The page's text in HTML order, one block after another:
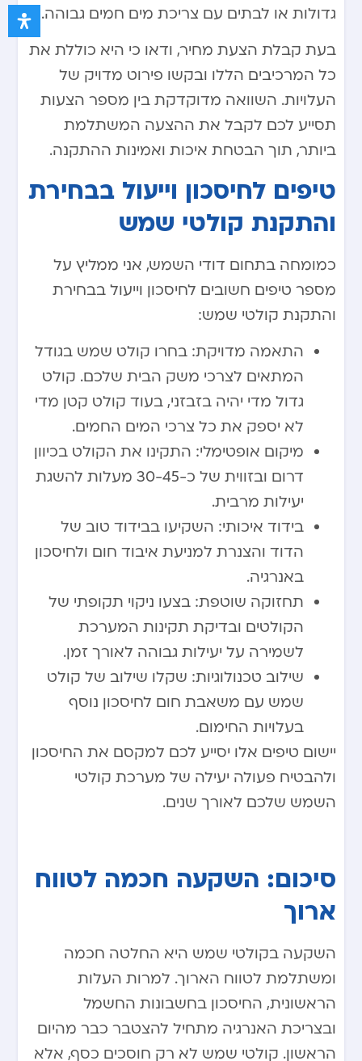
גדולות או לבתים עם צריכת מים חמים גבוהה.
בעת קבלת הצעת מחיר, ודאו כי היא כוללת את
כל המרכיבים הללו ובקשו פירוט מדויק של
העלויות. השוואה מדוקדקת בין מספר הצעות
תסייע לכם לקבל את ההצעה המשתלמת
ביותר, תוך הבטחת איכות ואמינות ההתקנה.
טיפים לחיסכון וייעול בבחירת
והתקנת קולטי שמש
כמומחה בתחום דודי השמש, אני ממליץ על
מספר טיפים חשובים לחיסכון וייעול בבחירת
והתקנת קולטי שמש:
התאמה מדויקת: בחרו קולט שמש בגודל
המתאים לצרכי משק הבית שלכם. קולט
גדול מדי יהיה בזבזני, בעוד קולט קטן מדי
לא יספק את כל צרכי המים החמים.
מיקום אופטימלי: התקינו את הקולט בכיוון
דרום ובזווית של כ-30-45 מעלות להשגת
יעילות מרבית.
בידוד איכותי: השקיעו בבידוד טוב של
הדוד והצנרת למניעת איבוד חום ולחיסכון
באנרגיה.
תחזוקה שוטפת: בצעו ניקוי תקופתי של
הקולטים ובדיקת תקינות המערכת
לשמירה על יעילות גבוהה לאורך זמן.
שילוב טכנולוגיות: שקלו שילוב של קולט
שמש עם משאבת חום לחיסכון נוסף
בעלויות החימום.
יישום טיפים אלו יסייע לכם למקסם את החיסכון
ולהבטיח פעולה יעילה של מערכת קולטי
השמש שלכם לאורך שנים.
סיכום: השקעה חכמה לטווח
ארוך
השקעה בקולטי שמש היא החלטה חכמה
ומשתלמת לטווח הארוך. למרות העלות
הראשונית, החיסכון בחשבונות החשמל
ובצריכת האנרגיה מתחיל להצטבר כבר מהיום
הראשון. קולטי שמש לא רק חוסכים כסף, אלא